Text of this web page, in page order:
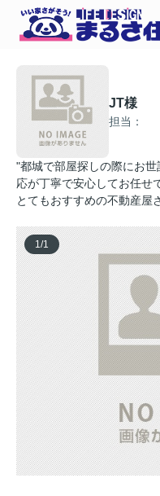
JT様
担当：
"都城で部屋探しの際にお
応が丁寧で安心してお任せ
とてもおすすめの不動産屋
1/1